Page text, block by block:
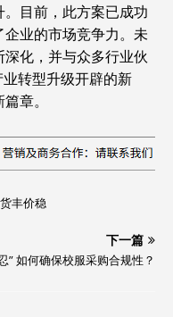
目前，此方案已成功
业的市场竞争力。未
化，并与众多行业伙
转型升级开辟的新
章。
丰价稳
下一篇
” 如何确保校服采购合规性？